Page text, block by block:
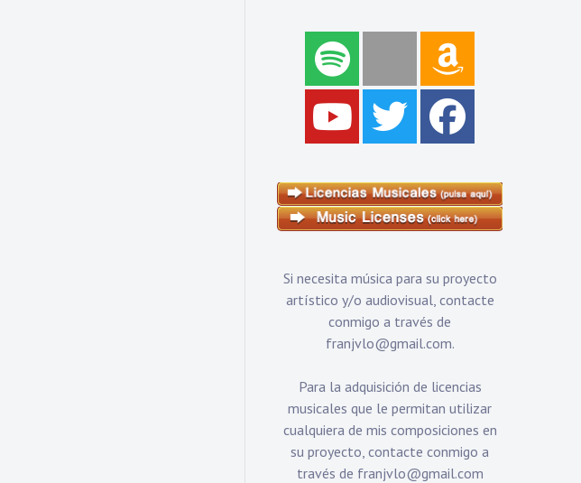
Si necesita música para su proyecto
artístico y/o audiovisual, contacte
conmigo a través de
franjvlo@gmail.com.
Para la adquisición de licencias
musicales que le permitan utilizar
cualquiera de mis composiciones en
su proyecto, contacte conmigo a
través de franjvlo@gmail.com